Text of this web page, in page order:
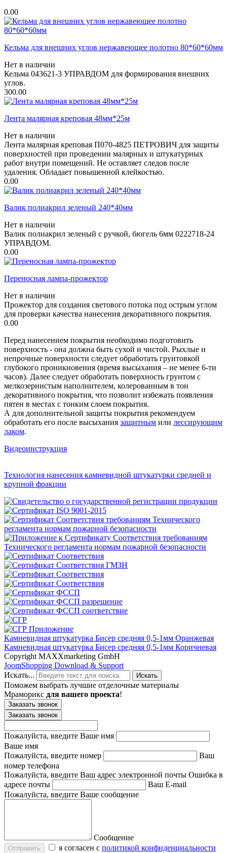
0.00
Кельма для внешних углов нержавеющее полотно 80*60*60мм
Нет в наличии
Кельма 043621-3 УПРАВДОМ для формирования внешних
углов.
300.00
Лента малярная креповая 48мм*25м
Нет в наличии
Лента малярная креповая П070-4825 ПЕТРОВИЧ для защиты
поверхностей при проведении малярных и штукатурных
работ внутри помещений. Не оставляет следов после
удаления. Обладает повышенной клейкостью.
0.00
Валик полиакрил зеленый 240*40мм
Нет в наличии
Валик полиакрил зеленый с ручкой, бюгель 6мм 0222718-24
УПРАВДОМ.
0.00
Переносная лампа-прожектор
Нет в наличии
Прожектор для создания светового потока под острым углом
для проверки качества нанесения декоративного покрытия.
0.00
Перед нанесением покрытия необходимо подготовить
поверхность - она должна быть сухой и чистой. Рыхлые и
непрочные поверхности следует обработать грунтовкой
глубокого проникновения (время высыхания – не менее 6-ти
часов). Далее следует обработать поверхность грунтом с
мелкозернистым наполнителем, колерованным в тон
декоративного покрытия, что позволит избежать появления
пятен в местах с тонким слоем покрытия.
А для дополнительной защиты покрытия рекомендуем
обработать его после высыхания защитным или лессирующим
лаком.
Видеоинструкция
Технология нанесения камневидной штукатурки средней и
крупной фракции
Камневидная штукатурка Бисер средняя 0,5-1мм Оранжевая
Камневидная штукатурка Бисер средняя 0,5-1мм Коричневая
Copyright MAXXmarketing GmbH
JoomShopping Download & Support
Искать...
Искать
Поможем выбрать лучшие отделочные материалы
Мраморикс для вашего проекта!
Заказать звонок
Заказать звонок
Пожалуйста, введите Ваше имя
Ваше имя
Пожалуйста, введите номер
Ваш
номер телефона
Пожалуйста, введите Ваш адрес электронной почты Ошибка в
адресе почты
Ваш E-mail
Пожалуйста, введите Ваше сообщение
Сообщение
я согласен с политикой конфиденциальности